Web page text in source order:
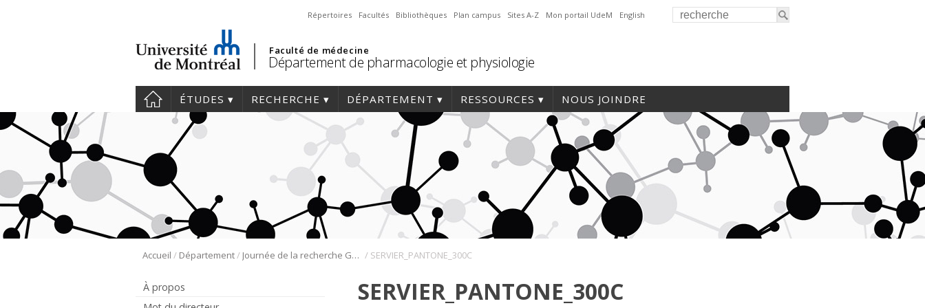
Répertoires Facultés Bibliothèques Plan campus Sites A-Z Mon portail UdeM English
Faculté de médecine
Département de pharmacologie et physiologie
ÉTUDES RECHERCHE DÉPARTEMENT RESSOURCES NOUS JOINDRE
Accueil / Département/ Journée de la recherche Gabriel L. Plaa / SERVIER_PANTONE_300C
À propos
SERVIER_PANTONE_300C